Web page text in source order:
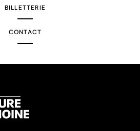
BILLETTERIE
CONTACT